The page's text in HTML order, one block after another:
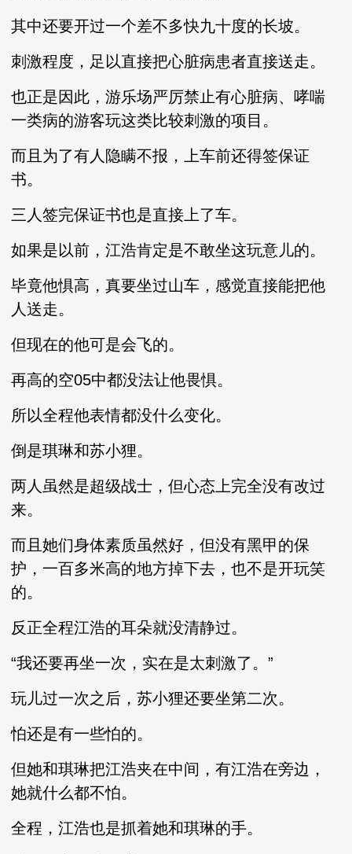
其中还要开过一个差不多快九十度的长坡。
刺激程度，足以直接把心脏病患者直接送走。
也正是因此，游乐场严厉禁止有心脏病、哮喘
一类病的游客玩这类比较刺激的项目。
而且为了有人隐瞒不报，上车前还得签保证
书。
三人签完保证书也是直接上了车。
如果是以前，江浩肯定是不敢坐这玩意儿的。
毕竟他惧高，真要坐过山车，感觉直接能把他
人送走。
但现在的他可是会飞的。
再高的空05中都没法让他畏惧。
所以全程他表情都没什么变化。
倒是琪琳和苏小狸。
两人虽然是超级战士，但心态上完全没有改过
来。
而且她们身体素质虽然好，但没有黑甲的保
护，一百多米高的地方掉下去，也不是开玩笑
的。
反正全程江浩的耳朵就没清静过。
“我还要再坐一次，实在是太刺激了。”
玩儿过一次之后，苏小狸还要坐第二次。
怕还是有一些怕的。
但她和琪琳把江浩夹在中间，有江浩在旁边，
她就什么都不怕。
全程，江浩也是抓着她和琪琳的手。